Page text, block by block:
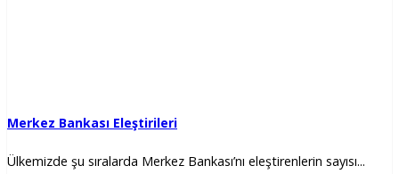
Merkez Bankası Eleştirileri
Ülkemizde şu sıralarda Merkez Bankası’nı eleştirenlerin sayısı...